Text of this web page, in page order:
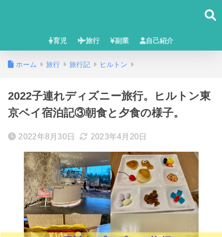
育児 旅行 副業 自己紹介
ホーム 旅行 旅行記 ヒルトン
2022子連れディズニー旅行。ヒルトン東
京ベイ宿泊記③朝食と夕食の様子。
2022年8月30日 2023年4月20日